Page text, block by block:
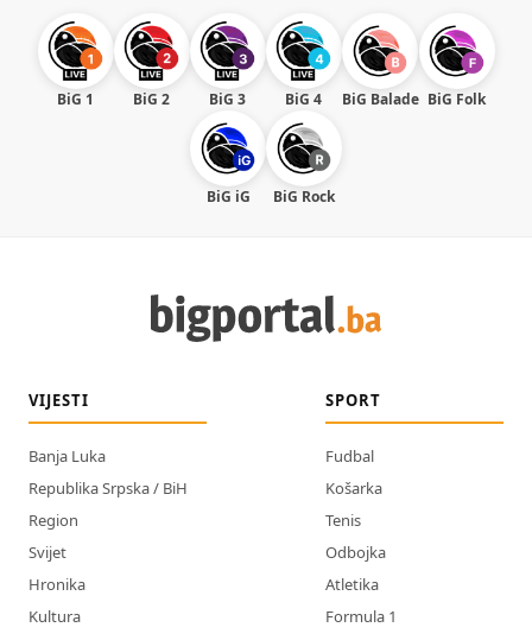
BiG 1 BiG 2 BiG 3 BiG 4 BiG Balade BiG Folk
BiG iG BiG Rock
VIJESTI
Banja Luka
Republika Srpska / BiH
Region
Svijet
Hronika
Kultura
SPORT
Fudbal
Košarka
Tenis
Odbojka
Atletika
Formula 1